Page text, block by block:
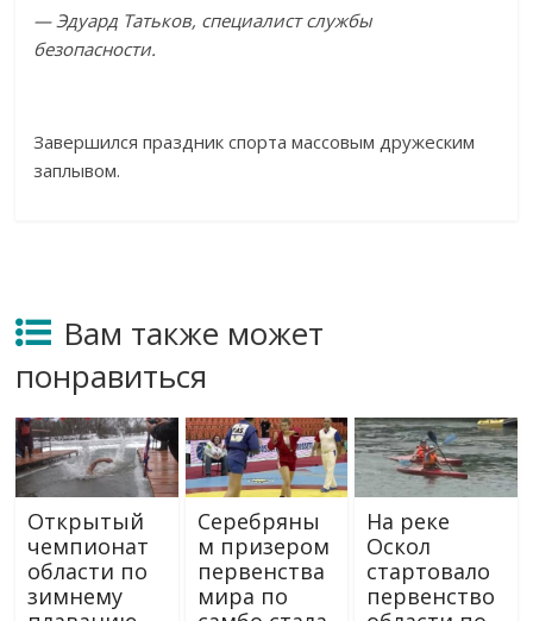
— Эдуард Татьков, специалист службы
безопасности.
Завершился праздник спорта массовым дружеским
заплывом.
Вам также может
понравиться
Открытый
чемпионат
области по
зимнему
Серебряны
м призером
первенства
мира по
На реке
Оскол
стартовало
первенство